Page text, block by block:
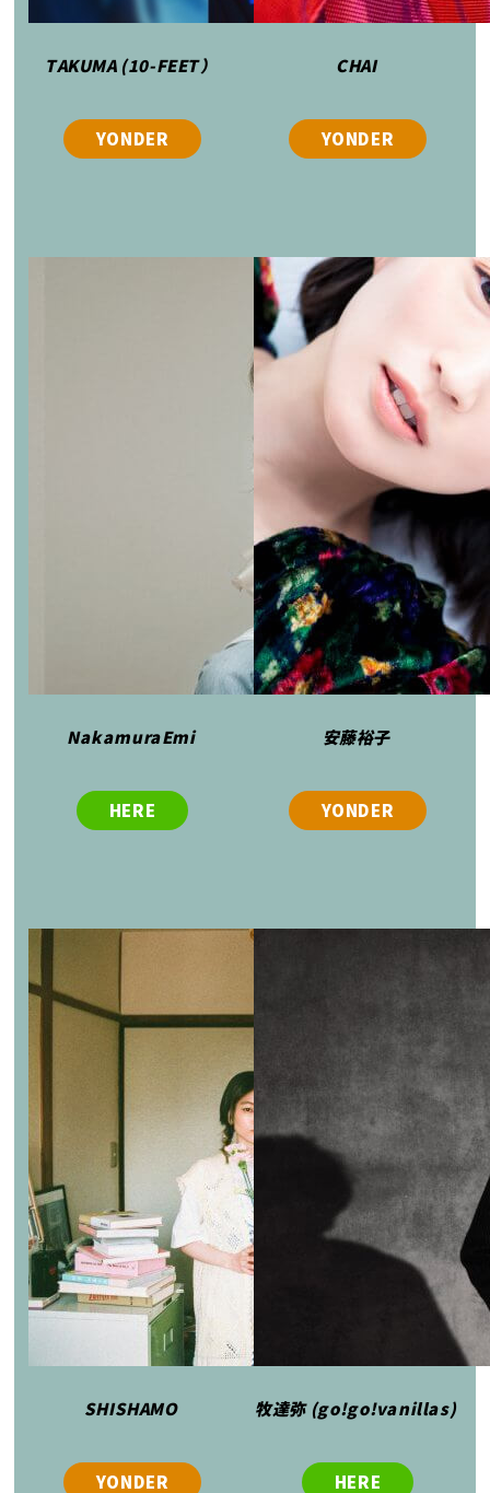
TAKUMA (10-FEET）
YONDER
CHAI
YONDER
NakamuraEmi
HERE
安藤裕子
YONDER
SHISHAMO
YONDER
牧達弥 (go!go!vanillas)
HERE